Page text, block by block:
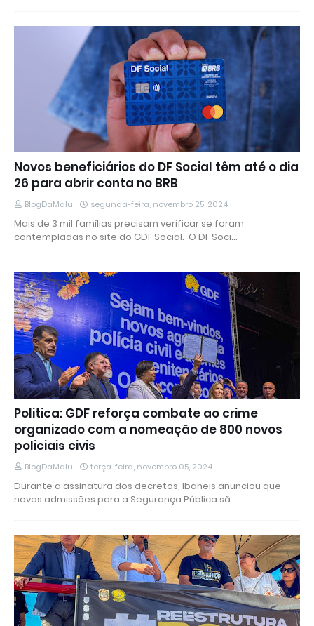
Novos beneficiários do DF Social têm até o dia
26 para abrir conta no BRB
BlogDaMalu segunda-feira, novembro 25, 2024
Mais de 3 mil famílias precisam verificar se foram
contempladas no site do GDF Social. O DF Soci…
Politica: GDF reforça combate ao crime
organizado com a nomeação de 800 novos
policiais civis
BlogDaMalu terça-feira, novembro 05, 2024
Durante a assinatura dos decretos, Ibaneis anunciou que
novas admissões para a Segurança Pública sã…